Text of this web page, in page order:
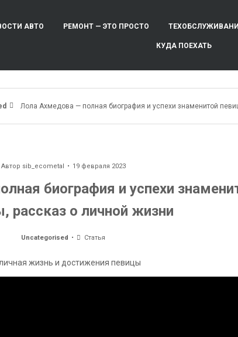
АВТО РЕМОНТ — ЭТО ПРОСТО
КУДА ПОЕХАТЬ
Лола Ахмедова — полная биография и успехи знаменитой
Автор sib_ecometal 19 февраля 2023
биография и успехи
рассказ о личной жизни
Uncategorised Статья